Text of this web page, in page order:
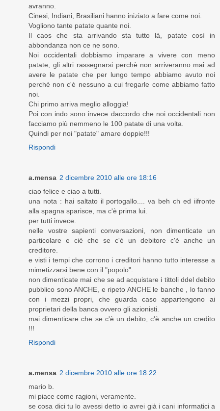
avranno.
Cinesi, Indiani, Brasiliani hanno iniziato a fare come noi.
Vogliono tante patate quante noi.
Il caos che sta arrivando sta tutto là, patate così in
abbondanza non ce ne sono.
Noi occidentali dobbiamo imparare a vivere con meno
patate, gli altri rassegnarsi perchè non arriveranno mai ad
avere le patate che per lungo tempo abbiamo avuto noi
perchè non c'è nessuno a cui fregarle come abbiamo fatto
noi.
Chi primo arriva meglio alloggia!
Poi con indo sono invece daccordo che noi occidentali non
facciamo più nemmeno le 100 patate di una volta.
Quindi per noi "patate" amare doppie!!!
Rispondi
a.mensa 2 dicembre 2010 alle ore 18:16
ciao felice e ciao a tutti.
una nota : hai saltato il portogallo.... va beh ch ed iifronte
alla spagna sparisce, ma c'è prima lui.
per tutti invece.
nelle vostre sapienti conversazioni, non dimenticate un
particolare e ciè che se c'è un debitore c'è anche un
creditore.
e visti i tempi che corrono i creditori hanno tutto interesse a
mimetizzarsi bene con il "popolo".
non dimenticate mai che se ad acquistare i tittoli ddel debito
pubblico sono ANCHE, e ripeto ANCHE le banche , lo fanno
con i mezzi propri, che guarda caso appartengono ai
proprietari della banca ovvero gli azionisti.
mai dimenticare che se c'è un debito, c'è anche un credito
!!!
Rispondi
a.mensa 2 dicembre 2010 alle ore 18:22
mario b.
mi piace come ragioni, veramente.
se cosa dici tu lo avessi detto io avrei già i cani informatici a